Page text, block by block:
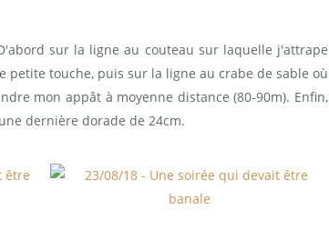
sur la ligne au couteau sur laquelle j'attrape
petite touche, puis sur la ligne au crabe de sable où
mon appât à moyenne distance (80-90m). Enfin,
dernière dorade de 24cm.